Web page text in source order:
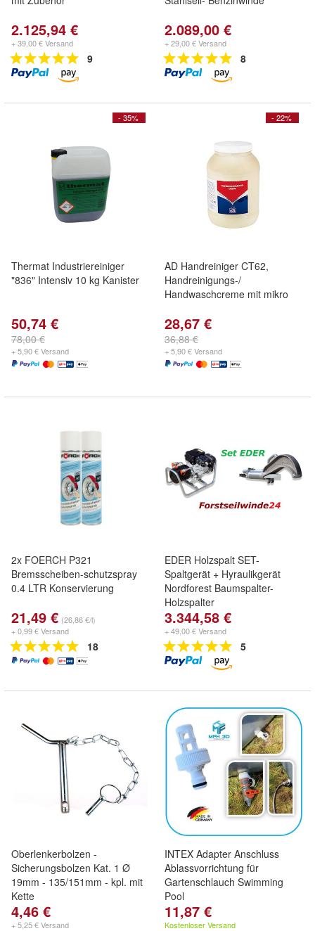
2.125,94 €
+ 39,00 € Versand
9
2.089,00 €
+ 29,00 € Versand
8
- 35%
Thermat Industriereiniger
"836" Intensiv 10 kg Kanister
50,74 €
78,00 €
+ 5,90 € Versand
- 22%
AD Handreiniger CT62,
Handreinigungs-/
Handwaschcreme mit mikro
28,67 €
36,88 €
+ 5,90 € Versand
2x FOERCH P321
Bremsscheiben-schutzspray
0.4 LTR Konservierung
21,49 € (26,86 €/l)
+ 0,99 € Versand
18
EDER Holzspalt SET-
Spaltgerät + Hyraulikgerät
Nordforest Baumspalter-
Holzspalter
3.344,58 €
+ 49,00 € Versand
5
Oberlenkerbolzen -
Sicherungsbolzen Kat. 1 Ø
19mm - 135/151mm - kpl. mit
Kette
4,46 €
+ 5,25 € Versand
INTEX Adapter Anschluss
Ablassvorrichtung für
Gartenschlauch Swimming
Pool
11,87 €
Kostenloser Versand